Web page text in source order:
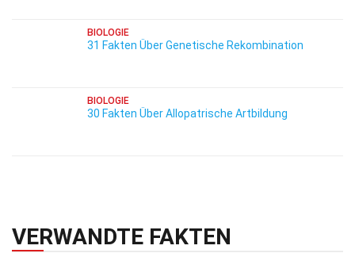
BIOLOGIE
31 Fakten Über Genetische Rekombination
BIOLOGIE
30 Fakten Über Allopatrische Artbildung
VERWANDTE FAKTEN